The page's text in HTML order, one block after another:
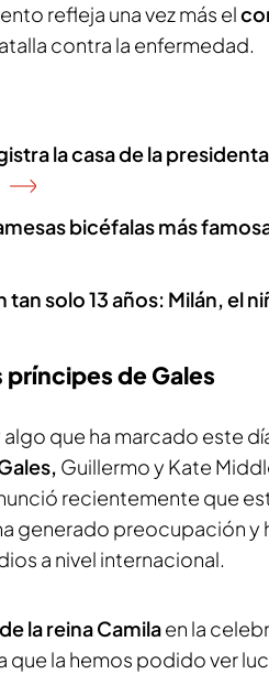
refleja una vez más el
contra la enfermedad.
la casa de la
bicéfalas más
tan solo 13 años: Milán, el
príncipes de Gales
algo que ha marcado este
Guillermo y Kate
recientemente que
generado preocupación y
a nivel internacional.
la reina Camilaen la
que la hemos podido ver